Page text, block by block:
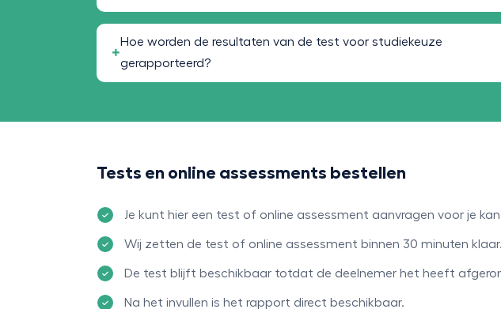
Hoe worden de resultaten van de test voor studiekeuze
gerapporteerd?
Tests en online assessments bestellen
Je kunt hier een test of online assessment aanvragen voor je
Wij zetten de test of online assessment binnen 30 minuten klaar.
De test blijft beschikbaar totdat de deelnemer het heeft
Na het invullen is het rapport direct beschikbaar.